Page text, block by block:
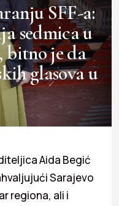
SFF-a:
sedmica u
bitno je da
glasova u
Aida Begić
Sarajevo
regiona, ali i